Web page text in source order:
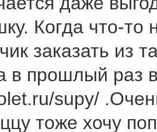
Когда что-то
заказать из
в прошлый раз
supy/
тоже хочу